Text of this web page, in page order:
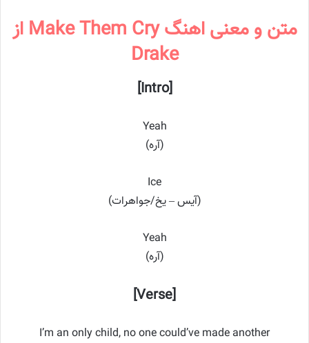
متن و معنی اهنگ Make Them Cry از
Drake
[Intro]
Yeah
(آره)
Ice
(آیس – یخ/جواهرات)
Yeah
(آره)
[Verse]
I’m an only child, no one could’ve made another